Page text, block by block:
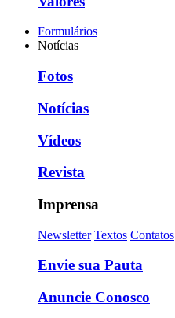
Formulários
Notícias
Fotos
Notícias
Vídeos
Revista
Imprensa
Newsletter Textos Contatos
Envie sua Pauta
Anuncie Conosco